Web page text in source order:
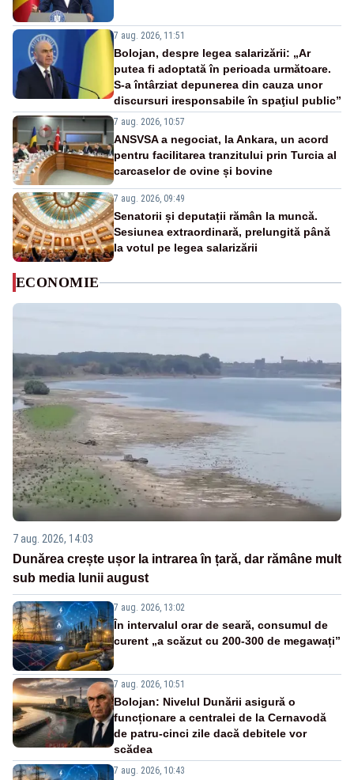
7 aug. 2026, 11:51
Bolojan, despre legea salarizării: „Ar
putea fi adoptată în perioada următoare.
S-a întârziat depunerea din cauza unor
discursuri iresponsabile în spaţiul public”
7 aug. 2026, 10:57
ANSVSA a negociat, la Ankara, un acord
pentru facilitarea tranzitului prin Turcia al
carcaselor de ovine și bovine
7 aug. 2026, 09:49
Senatorii și deputații rămân la muncă.
Sesiunea extraordinară, prelungită până
la votul pe legea salarizării
ECONOMIE
7 aug. 2026, 14:03
Dunărea crește ușor la intrarea în țară, dar rămâne mult
sub media lunii august
7 aug. 2026, 13:02
În intervalul orar de seară, consumul de
curent „a scăzut cu 200-300 de megawați”
7 aug. 2026, 10:51
Bolojan: Nivelul Dunării asigură o
funcționare a centralei de la Cernavodă
de patru-cinci zile dacă debitele vor
scădea
7 aug. 2026, 10:43